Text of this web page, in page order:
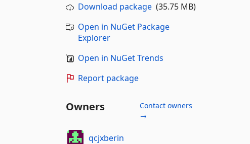
Download package(35.75 MB)
Open in NuGet Package
Explorer
Open in NuGet Trends
Report package
Owners
Contact owners
→
qcjxberin